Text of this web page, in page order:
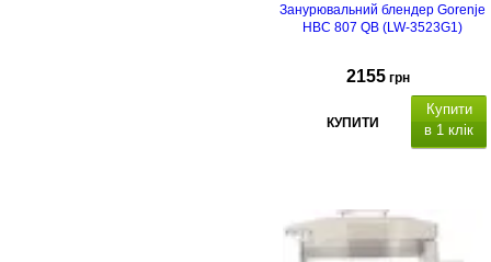
Занурювальний блендер Gorenje
HBC 807 QB (LW-3523G1)
2155 грн
КУПИТИ
Купити
в 1 клік